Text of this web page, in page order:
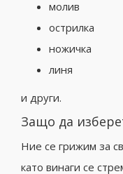
молив
острилка
ножичка
линя
и други.
Защо да
Ние се грижим за
като винаги се